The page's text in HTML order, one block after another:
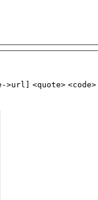
>url] <quote> <code>